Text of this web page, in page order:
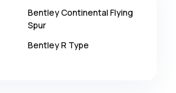
BentleyContinental Flying
Spur
BentleyR Type